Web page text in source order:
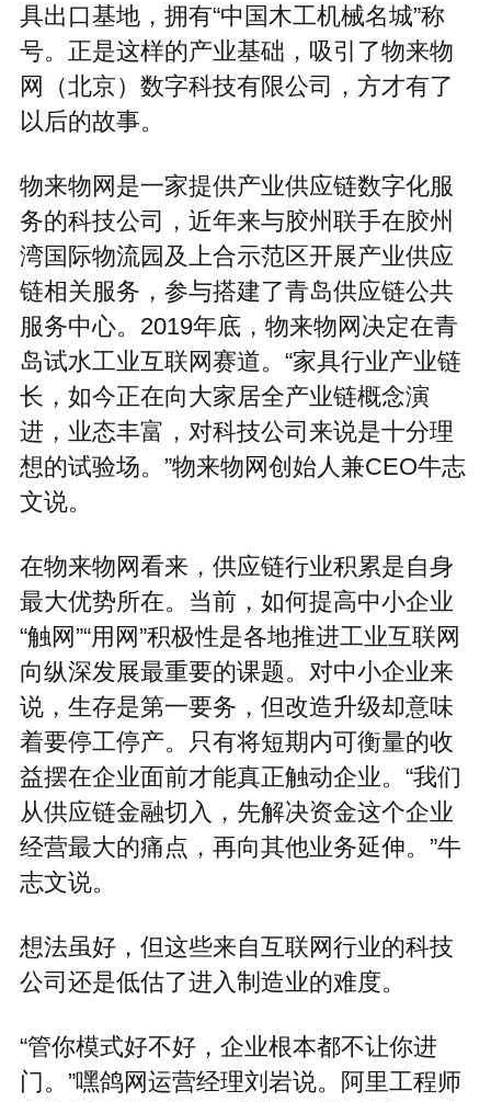
具出口基地，拥有“中国木工机械名城”称
号。正是这样的产业基础，吸引了物来物
网（北京）数字科技有限公司，方才有了
以后的故事。
物来物网是一家提供产业供应链数字化服
务的科技公司，近年来与胶州联手在胶州
湾国际物流园及上合示范区开展产业供应
链相关服务，参与搭建了青岛供应链公共
服务中心。2019年底，物来物网决定在青
岛试水工业互联网赛道。“家具行业产业链
长，如今正在向大家居全产业链概念演
进，业态丰富，对科技公司来说是十分理
想的试验场。”物来物网创始人兼CEO牛志
文说。
在物来物网看来，供应链行业积累是自身
最大优势所在。当前，如何提高中小企业
“触网”“用网”积极性是各地推进工业互联网
向纵深发展最重要的课题。对中小企业来
说，生存是第一要务，但改造升级却意味
着要停工停产。只有将短期内可衡量的收
益摆在企业面前才能真正触动企业。“我们
从供应链金融切入，先解决资金这个企业
经营最大的痛点，再向其他业务延伸。”牛
志文说。
想法虽好，但这些来自互联网行业的科技
公司还是低估了进入制造业的难度。
“管你模式好不好，企业根本都不让你进
门。”嘿鸽网运营经理刘岩说。阿里工程师